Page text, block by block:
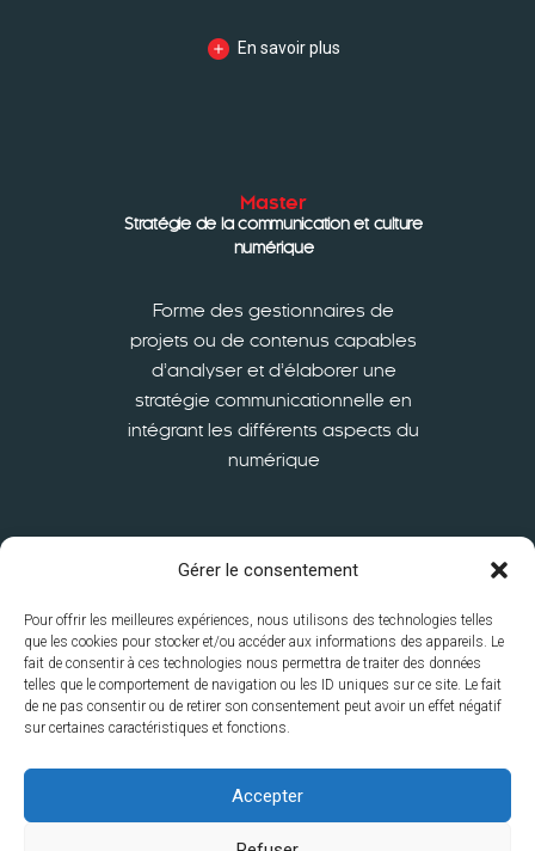
Gérer le consentement
Pour offrir les meilleures expériences, nous utilisons des technologies telles
que les cookies pour stocker et/ou accéder aux informations des appareils. Le
fait de consentir à ces technologies nous permettra de traiter des données
telles que le comportement de navigation ou les ID uniques sur ce site. Le fait
de ne pas consentir ou de retirer son consentement peut avoir un effet négatif
sur certaines caractéristiques et fonctions.
Accepter
En savoir plus
Master
Stratégie de la communication et culture
numérique
Forme des gestionnaires de
projets ou de contenus capables
d’analyser et d’élaborer une
stratégie communicationnelle en
intégrant les différents aspects du
numérique
ISFSC S’inscrire
La recherche à l’ISFSC
Le
service à la Collectivité